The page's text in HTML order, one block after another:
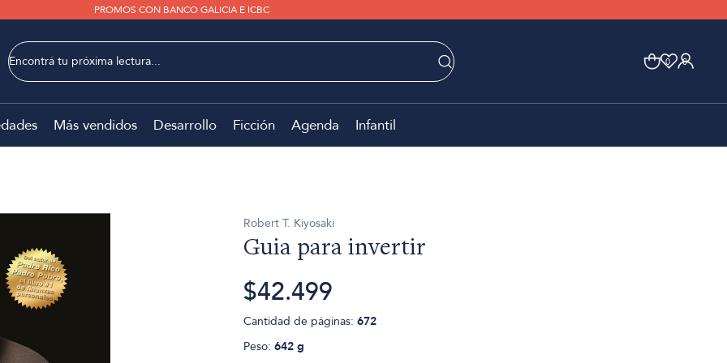
PROMOS CON BANCO GALICIA E ICBC
0 0
Más vendidos Desarrollo Ficción Agenda Infantil
Robert T. Kiyosaki
Guia para invertir
$42.499
Cantidad de páginas: 672
Peso: 642 g